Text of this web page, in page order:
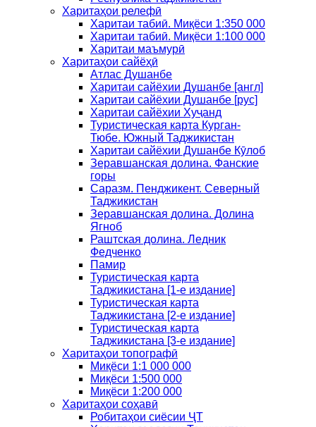
Харитаҳои релефӣ
Харитаи табиӣ. Миқёси 1:350 000
Харитаи табиӣ. Миқёси 1:100 000
Харитаи маъмурӣ
Харитаҳои сайёҳӣ
Атлас Душанбе
Харитаи сайёхии Душанбе [англ]
Харитаи сайёхии Душанбе [рус]
Харитаи сайёхии Хуҷанд
Туристическая карта Курган-
Тюбе. Южный Таджикистан
Харитаи сайёхии Душанбе Кӯлоб
Зеравшанская долина. Фанские
горы
Саразм. Пенджикент. Северный
Таджикистан
Зеравшанская долина. Долина
Ягноб
Раштская долина. Ледник
Федченко
Памир
Туристическая карта
Таджикистана [1-е издание]
Туристическая карта
Таджикистана [2-е издание]
Туристическая карта
Таджикистана [3-е издание]
Харитаҳои топографӣ
Миқёси 1:1 000 000
Миқёси 1:500 000
Миқёси 1:200 000
Харитаҳои соҳавӣ
Робитаҳои сиёсии ҶТ